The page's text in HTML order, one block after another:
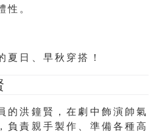
性。
夏日、早秋穿搭！
的洪鐘賢，在劇中飾演帥氣
負責親手製作、準備各種高